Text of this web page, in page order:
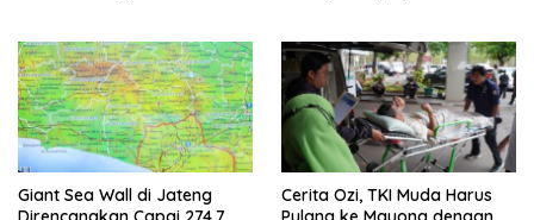
Giant Sea Wall di Jateng
Cerita Ozi, TKI Muda Harus